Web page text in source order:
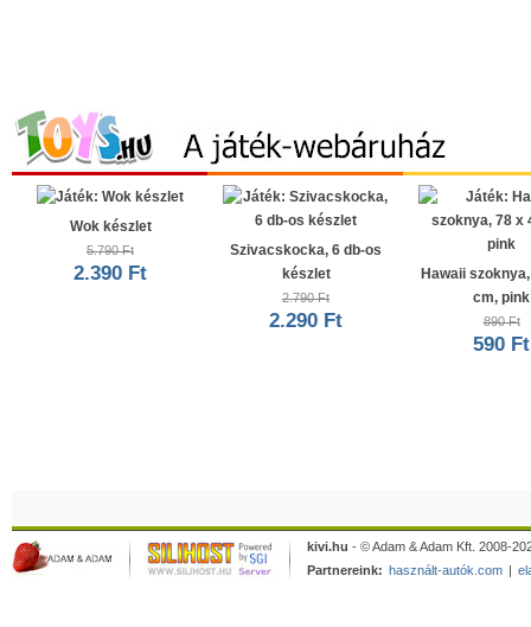
Wok készlet
5.790 Ft
2.390 Ft
Szivacskocka, 6 db-os
készlet
2.790 Ft
2.290 Ft
Hawaii
cm, pink
890 Ft
590 Ft
kivi.hu - © Adam & Adam Kft. 2008-
Partnereink: használt-autók.com |